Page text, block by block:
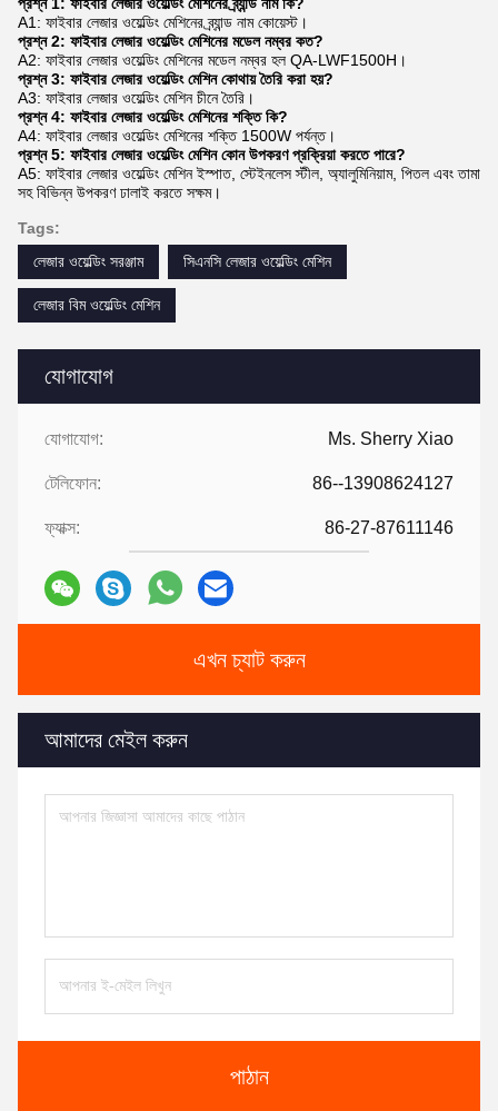
যোগাযোগ
যোগাযোগ: Ms. Sherry Xiao
টেলিফোন: 86--13908624127
ফ্যাক্স: 86-27-87611146
এখন চ্যাট করুন
আমাদের মেইল করুন
পাঠান
A1: ফাইবার লেজার ওয়েল্ডিং মেশিনের ব্র্যান্ড নাম কোয়েস্ট।
প্রশ্ন 2: ফাইবার লেজার ওয়েল্ডিং মেশিনের মডেল নম্বর কত?
A2: ফাইবার লেজার ওয়েল্ডিং মেশিনের মডেল নম্বর হল QA-LWF1500H।
প্রশ্ন 3: ফাইবার লেজার ওয়েল্ডিং মেশিন কোথায় তৈরি করা হয়?
A3: ফাইবার লেজার ওয়েল্ডিং মেশিন চীনে তৈরি।
প্রশ্ন 4: ফাইবার লেজার ওয়েল্ডিং মেশিনের শক্তি কি?
A4: ফাইবার লেজার ওয়েল্ডিং মেশিনের শক্তি 1500W পর্যন্ত।
প্রশ্ন 5: ফাইবার লেজার ওয়েল্ডিং মেশিন কোন উপকরণ প্রক্রিয়া করতে পারে?
A5: ফাইবার লেজার ওয়েল্ডিং মেশিন ইস্পাত, স্টেইনলেস স্টীল, অ্যালুমিনিয়াম, পিতল এবং তামা
সহ বিভিন্ন উপকরণ ঢালাই করতে সক্ষম।
Tags:
লেজার ওয়েল্ডিং সরঞ্জাম
সিএনসি লেজার ওয়েল্ডিং মেশিন
লেজার বিম ওয়েল্ডিং মেশিন